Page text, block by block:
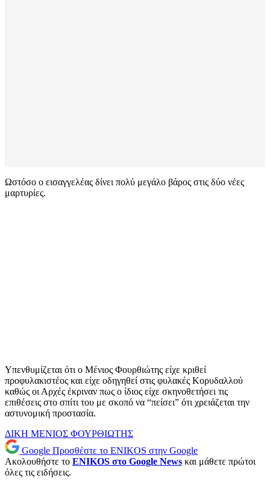
Ωστόσο ο εισαγγελέας δίνει πολύ μεγάλο βάρος στις δύο νέες
μαρτυρίες.
Υπενθυμίζεται ότι ο Μένιος Φουρθιώτης είχε κριθεί
προφυλακιστέος και είχε οδηγηθεί στις φυλακές Κορυδαλλού
καθώς οι Αρχές έκριναν πως ο ίδιος είχε σκηνοθετήσει τις
επιθέσεις στο σπίτι του με σκοπό να “πείσει” ότι χρειάζεται την
αστυνομική προστασία.
ΔΙΚΗ ΜΕΝΙΟΣ ΦΟΥΡΘΙΩΤΗΣ
Google Προσθέστε το ENIKOS στην Google
Ακολουθήστε το ENIKOS στο Google News και μάθετε πρώτοι
όλες τις ειδήσεις.